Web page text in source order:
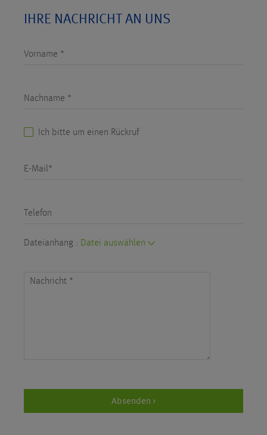
IHRE NACHRICHT AN UNS
Vorname *
Nachname *
Ich bitte um einen Rückruf
E-Mail*
Telefon
Dateianhang : Datei auswählen
Nachricht *
Absenden >